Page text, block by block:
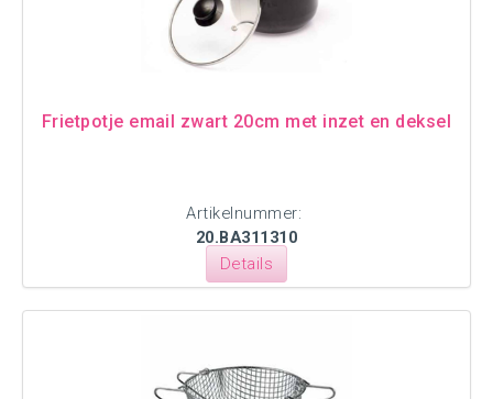
Frietpotje email zwart 20cm met inzet en deksel
Artikelnummer:
20.BA311310
Details